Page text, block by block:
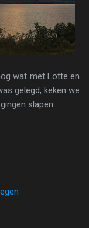
wat met Lotte en
gelegd, keken we
slapen.